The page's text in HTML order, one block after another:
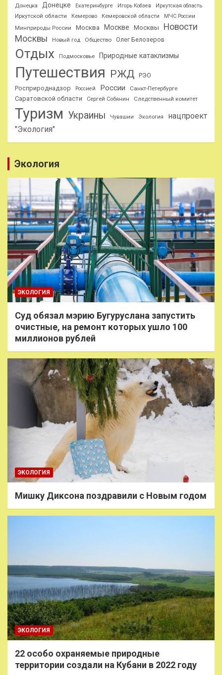
Донецка
Донецке Екатеринбурге Игорь Кобзев Иркутская область
Иркутской области Кемерово Кемеровской области
МЧС России
Минприроды России
Москва Москве Москвы
Новости
Москвы
Новый год Общество Олег Белозеров
Отдых Подмосковье Природные катаклизмы
Путешествия РЖД РЭО
Росприроднадзор
Россией России Санкт-Петербурге
Саратовской области Сергей Собянин Следственный комитет
Туризм Украины Чувашии Экология
нацпроект
"Экология"
Экология
ЭКОЛОГИЯ
Суд обязал мэрию Бугуруслана запустить
очистные, на ремонт которых ушло 100
миллионов рублей
ЭКОЛОГИЯ
Мишку Диксона поздравили с Новым годом
ЭКОЛОГИЯ
22 особо охраняемые природные
территории создали на Кубани в 2022 году